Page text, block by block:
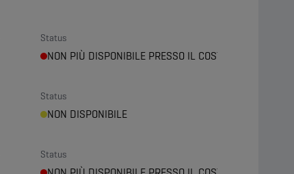
Status
NON PIÙ DISPONIBILE PRESSO IL COSTRUTTORE
Status
NON DISPONIBILE
Status